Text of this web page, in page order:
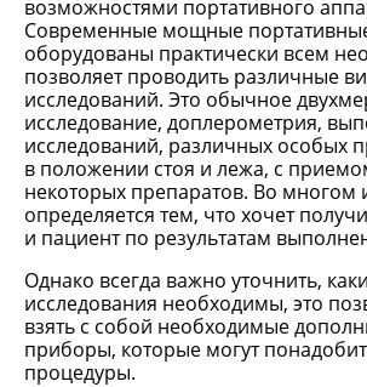
возможностями портативного
Современные мощные
оборудованы практически всем
позволяет проводить различные
исследований. Это обычное
исследование, доплерометрия,
исследований, различных особых
в положении стоя и лежа, с
некоторых препаратов. Во многом
определяется тем, что хочет
и пациент по результатам
Однако всегда важно уточнить,
исследования необходимы, это
взять с собой необходимые
приборы, которые могут
процедуры.